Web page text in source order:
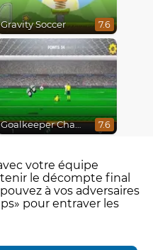
Gravity Soccer 7.6
Goalkeeper Champ 7.6
votre équipe
le décompte final
à vos adversaires
pour entraver les